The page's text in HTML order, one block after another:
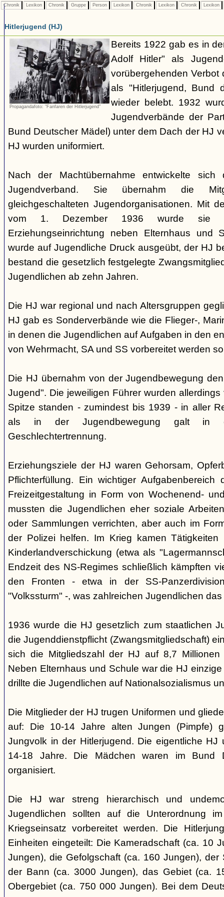
Chronik Lexikon Chronik Gruppe Person Lexikon Chronik Lexikon Chronik Lexikon
Hitlerjugend (HJ)
Propagandafoto: "Fanfaren der Hitlerjugend"
Bereits 1922 gab es in
Adolf Hitler" als
vorübergehenden Verbot
als "Hitlerjugend, Bund
wieder belebt. 1932
Jugendverbände der
Bund Deutscher Mädel) unter dem Dach der HJ
HJ wurden uniformiert.
Nach der Machtübernahme entwickelte
Jugendverband. Sie übernahm die
gleichgeschalteten Jugendorganisationen. Mit
vom 1. Dezember 1936 wurde sie
Erziehungseinrichtung neben Elternhaus und
wurde auf Jugendliche Druck ausgeübt, der HJ
bestand die gesetzlich festgelegte
Jugendlichen ab zehn Jahren.
Die HJ war regional und nach Altersgruppen
HJ gab es Sonderverbände wie die Flieger-,
in denen die Jugendlichen auf Aufgaben in den
von Wehrmacht, SA und SS vorbereitet werden
Die HJ übernahm von der Jugendbewegung
Jugend". Die jeweiligen Führer wurden
Spitze standen - zumindest bis 1939 - in aller
als in der Jugendbewegung galt in
Geschlechtertrennung.
Erziehungsziele der HJ waren Gehorsam,
Pflichterfüllung. Ein wichtiger
Freizeitgestaltung in Form von Wochenend-
mussten die Jugendlichen eher soziale
oder Sammlungen verrichten, aber auch im
der Polizei helfen. Im Krieg kamen
Kinderlandverschickung (etwa als
Endzeit des NS-Regimes schließlich kämpften
den Fronten - etwa in der SS-
"Volkssturm" -, was zahlreichen Jugendlichen
1936 wurde die HJ gesetzlich zum staatlichen
die Jugenddienstpflicht (Zwangsmitgliedschaft)
sich die Mitgliedszahl der HJ auf 8,7 Millionen
Neben Elternhaus und Schule war die HJ
drillte die Jugendlichen auf Nationalsozialismus
Die Mitglieder der HJ trugen Uniformen und
auf: Die 10-14 Jahre alten Jungen (Pimpfe)
Jungvolk in der Hitlerjugend. Die eigentliche HJ
14-18 Jahre. Die Mädchen waren im Bund
organisiert.
Die HJ war streng hierarchisch und
Jugendlichen sollten auf die Unterordnung
Kriegseinsatz vorbereitet werden. Die
Einheiten eingeteilt: Die Kameradschaft (ca. 10
Jungen), die Gefolgschaft (ca. 160 Jungen), der
der Bann (ca. 3000 Jungen), das Gebiet (ca.
Obergebiet (ca. 750 000 Jungen). Bei dem